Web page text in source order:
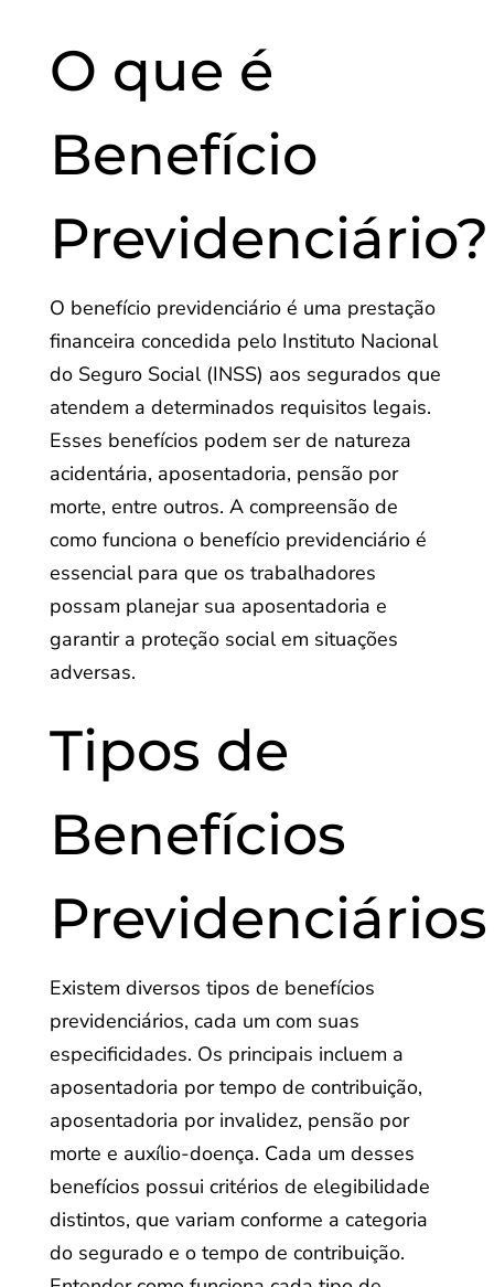
O que é
Benefício
Previdenciário?
O benefício previdenciário é uma prestação
financeira concedida pelo Instituto Nacional
do Seguro Social (INSS) aos segurados que
atendem a determinados requisitos legais.
Esses benefícios podem ser de natureza
acidentária, aposentadoria, pensão por
morte, entre outros. A compreensão de
como funciona o benefício previdenciário é
essencial para que os trabalhadores
possam planejar sua aposentadoria e
garantir a proteção social em situações
adversas.
Tipos de
Benefícios
Previdenciários
Existem diversos tipos de benefícios
previdenciários, cada um com suas
especificidades. Os principais incluem a
aposentadoria por tempo de contribuição,
aposentadoria por invalidez, pensão por
morte e auxílio-doença. Cada um desses
benefícios possui critérios de elegibilidade
distintos, que variam conforme a categoria
do segurado e o tempo de contribuição.